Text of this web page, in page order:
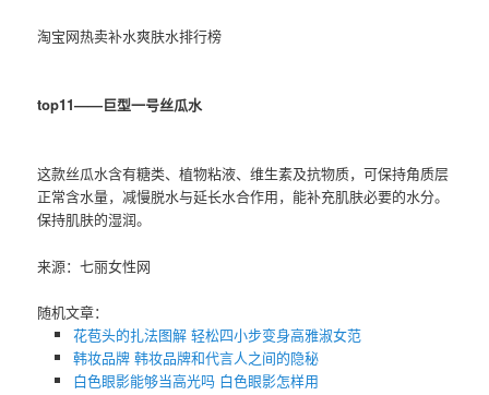
淘宝网热卖补水爽肤水排行榜
top11——巨型一号丝瓜水
这款丝瓜水含有糖类、植物粘液、维生素及抗物质，可保持角质层
正常含水量，减慢脱水与延长水合作用，能补充肌肤必要的水分。
保持肌肤的湿润。
来源：七丽女性网
随机文章：
花苞头的扎法图解 轻松四小步变身高雅淑女范
韩妆品牌 韩妆品牌和代言人之间的隐秘
白色眼影能够当高光吗 白色眼影怎样用